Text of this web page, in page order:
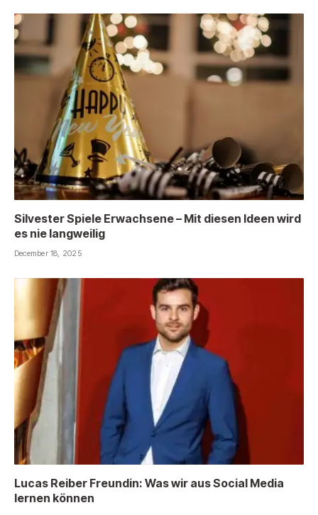
Silvester Spiele Erwachsene – Mit diesen Ideen wird
es nie langweilig
December 18, 2025
Lucas Reiber Freundin: Was wir aus Social Media
lernen können